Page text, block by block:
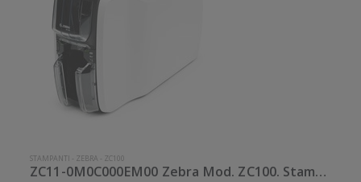
STAMPANTI - ZEBRA - ZC100
ZC11-0M0C000EM00 Zebra Mod. ZC100. Stampante di card.